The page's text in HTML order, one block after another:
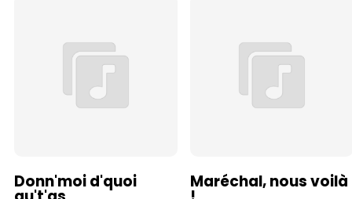
Donn'moi d'quoi Maréchal, nous voilà